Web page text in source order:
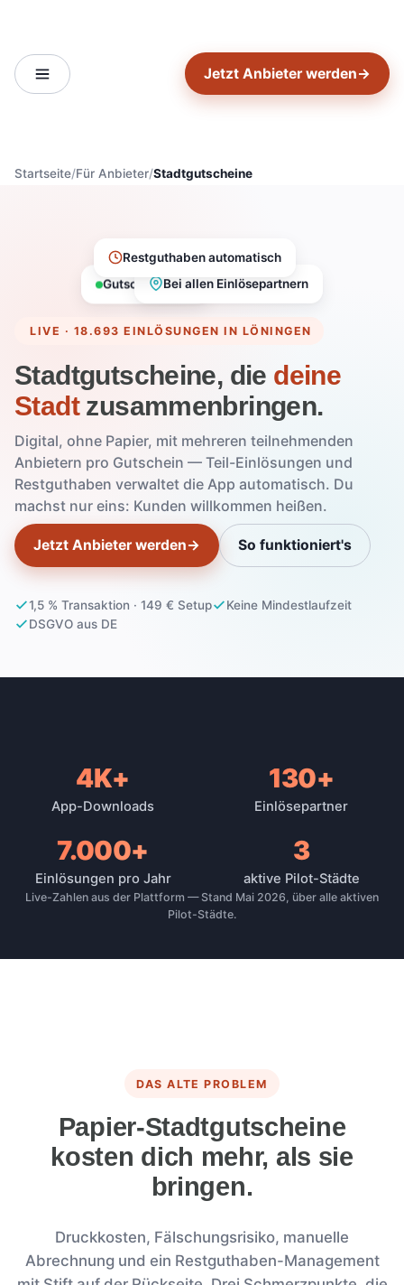
Jetzt Anbieter werden→
Startseite Für Anbieter Stadtgutscheine
LIVE · 18.693 EINLÖSUNGEN IN LÖNINGEN
Stadtgutscheine, die deine
Stadtzusammenbringen.
Digital, ohne Papier, mit mehreren teilnehmenden
Anbietern pro Gutschein — Teil-Einlösungen und
Restguthaben verwaltet die App automatisch. Du
machst nur eins: Kunden willkommen heißen.
Jetzt Anbieter werden→ So funktioniert's
1,5 % Transaktion · 149 € Setup
Keine Mindestlaufzeit
DSGVO aus DE
Gutschein aktivBei allen Einlösepartnern
Restguthaben automatisch
Zahlen aus der Live-Plattform
4K+
App-Downloads
130+
Einlösepartner
7.000+
Einlösungen pro Jahr
3
aktive Pilot-Städte
Live-Zahlen aus der Plattform — Stand Mai 2026, über alle aktiven
Pilot-Städte.
DAS ALTE PROBLEM
Papier-Stadtgutscheine
kosten dich mehr, als sie
bringen.
Druckkosten, Fälschungsrisiko, manuelle
Abrechnung und ein Restguthaben-Management